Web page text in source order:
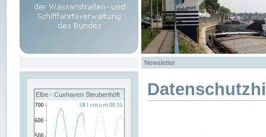
Newsletter
Elbe - Cuxhaven Steubenhöft